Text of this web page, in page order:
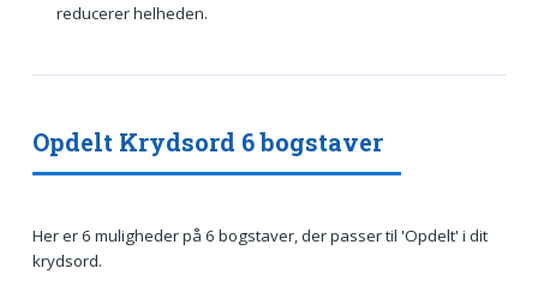
reducerer helheden.
Opdelt Krydsord 6 bogstaver
Her er 6 muligheder på 6 bogstaver, der passer til 'Opdelt' i dit
krydsord.